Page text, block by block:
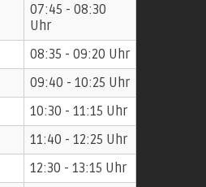
07:45 - 08:30
Uhr
08:35 - 09:20 Uhr
09:40 - 10:25 Uhr
10:30 - 11:15 Uhr
11:40 - 12:25 Uhr
12:30 - 13:15 Uhr